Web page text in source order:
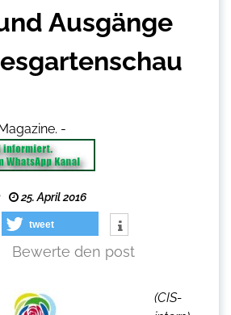
Ausgänge
-
25. April 2016
tweet
Bewerte den post
(CIS-